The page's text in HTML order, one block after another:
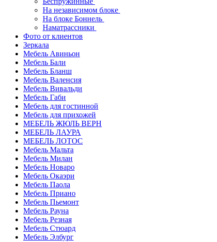
На независимом блоке
На блоке Боннель
Наматрассники
Фото от клиентов
Зеркала
Мебель Авиньон
Мебель Бали
Мебель Бланш
Мебель Валенсия
Мебель Вивальди
Мебель Габи
Мебель для гостинной
Мебель для прихожей
МЕБЕЛЬ ЖЮЛЬ ВЕРН
МЕБЕЛЬ ЛАУРА
МЕБЕЛЬ ЛОТОС
Мебель Мальта
Мебель Милан
Мебель Новаро
Мебель Окаэри
Мебель Паола
Мебель Приано
Мебель Пьемонт
Мебель Рауна
Мебель Резная
Мебель Стюард
Мебель Элбург